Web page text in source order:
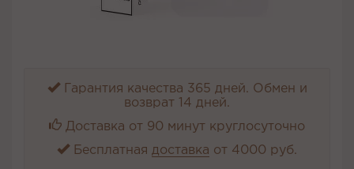
Гарантия качества 365 дней. Обмен и
возврат 14 дней.
Доставка от 90 минут круглосуточно
Бесплатная доставка от 4000 руб.